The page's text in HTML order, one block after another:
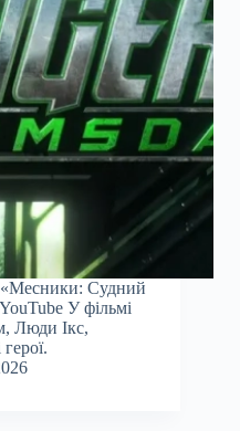
«Месники: Судний
У фільмі
Люди Ікс,